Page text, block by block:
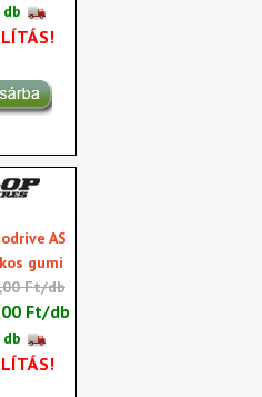
AS
gumi
Ft/db
Ft/db